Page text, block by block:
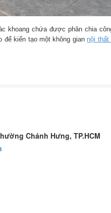
khoang chứa được phân chia
để kiến tạo một không gian nội thất
Chánh Hưng, TP.HCM